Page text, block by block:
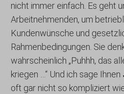
nicht immer einfach. Es geht
Arbeitnehmenden, um
Kundenwünsche und
Rahmenbedingungen. Sie
wahrscheinlich „Puhhh, das
kriegen …“ Und ich sage Ihnen
oft gar nicht so kompliziert